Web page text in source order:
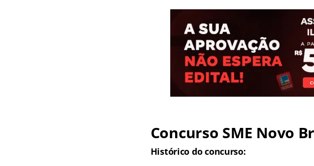
Concurso SME Novo
Histórico do concurso: